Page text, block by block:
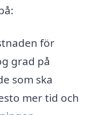
för
grad på
som ska
mer tid och